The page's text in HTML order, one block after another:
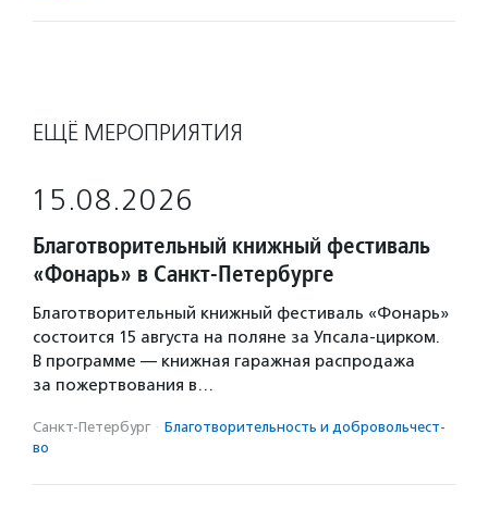
ЕЩЁ МЕРОПРИЯТИЯ
15.08.2026
Благотворительный книжный фестиваль
«Фонарь» в Санкт-Петербурге
Благотворительный книжный фестиваль «Фонарь»
состоится 15 августа на поляне за Упсала-цирком.
В программе — книжная гаражная распродажа
за пожертвования в…
Санкт-Петербург · Благотвори­тель­ность и доброволь­чест­
во